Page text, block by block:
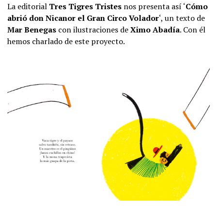
La editorial Tres Tigres Tristes nos presenta así ‘Cómo
abrió don Nicanor el Gran Circo Volador‘, un texto de
Mar Benegas con ilustraciones deXimo Abadía. Con él
hemos charlado de este proyecto.